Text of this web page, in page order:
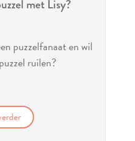
met Lisy?
puzzelfanaat en wil
ruilen?